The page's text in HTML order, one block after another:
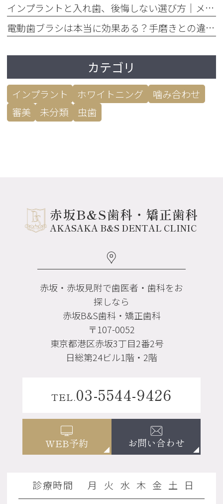
インプラントと入れ歯、後悔しない選び方｜メリット・デメリット徹底比較
電動歯ブラシは本当に効果ある？手磨きとの違いを歯垢除去率で比較
カテゴリ
インプラント ホワイトニング
噛み合わせ
審美
未分類 虫歯
赤坂B&S歯科・矯正歯科
AKASAKA B&S DENTAL CLINIC
赤坂・赤坂見附で歯医者・歯科をお
探しなら
赤坂B&S歯科・矯正歯科
〒107-0052
東京都港区赤坂3丁目2番2号
日総第24ビル1階・2階
TEL. 03-5544-9426
WEB予約 お問い合わせ
診療時間 月 火 水 木 金 土 日